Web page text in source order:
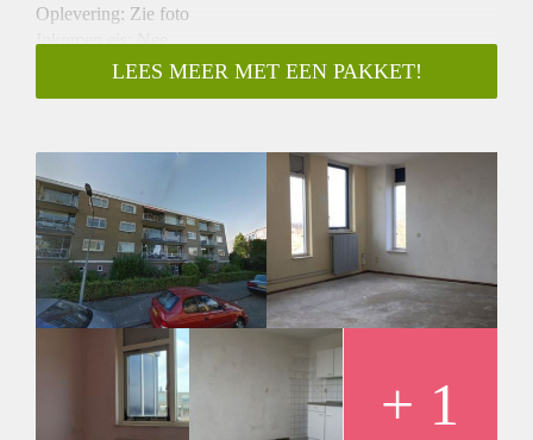
Oplevering: Zie foto
Inkomen eis: Nee
Garantiestelling mogelijk: Nee
Borg: 1 Maand
Huisdieren toegestaan: Afhankelijk van de Eigenaar
Huurtoeslag grens: Ja
Geschikt voor studenten: Afhankelijk van de Eigenaar
LEES MEER MET EEN PAKKET!
+ 1